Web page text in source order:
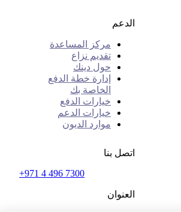
الدعم
مركز المساعدة
تقديم نزاع
حول دينك
إدارة خطة الدفع
الخاصة بك
خيارات الدفع
خيارات الدعم
موارد الديون
اتصل بنا
+971 4 496 7300
العنوان